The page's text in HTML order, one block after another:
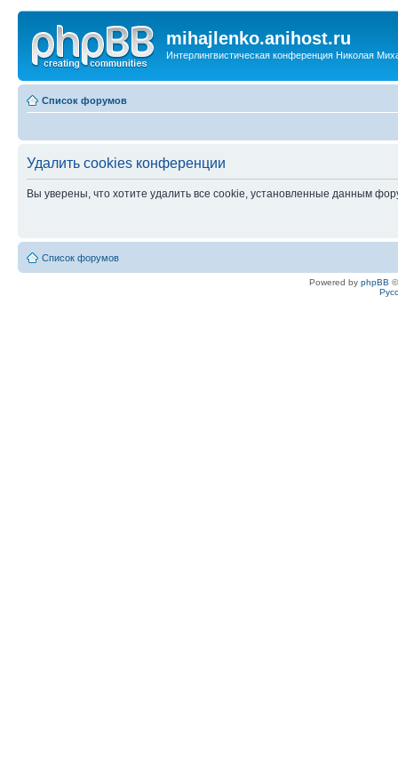
mihajlenko.anihost.ru
Интерлингвистическая конференция Николая
Список форумов
Удалить cookies конференции
Вы уверены, что хотите удалить все cookie, установленные данным
Список форумов
Powered by phpBB